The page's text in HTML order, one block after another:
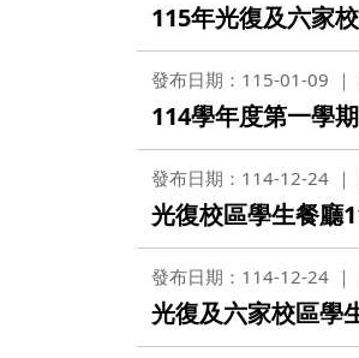
115年光復及六家
發布日期：115-01-09
114學年度第一學
發布日期：114-12-24
光復校區學生餐廳
發布日期：114-12-24
光復及六家校區學